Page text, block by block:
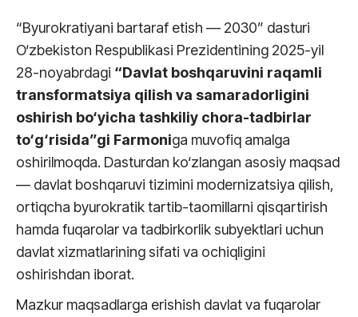
“Byurokratiyani bartaraf etish — 2030” dasturi
O‘zbekiston Respublikasi Prezidentining 2025-yil
28-noyabrdagi “Davlat boshqaruvini raqamli
transformatsiya qilish va samaradorligini
oshirish bo‘yicha tashkiliy chora-tadbirlar
to‘g‘risida”gi Farmoniga muvofiq amalga
oshirilmoqda. Dasturdan ko‘zlangan asosiy maqsad
— davlat boshqaruvi tizimini modernizatsiya qilish,
ortiqcha byurokratik tartib-taomillarni qisqartirish
hamda fuqarolar va tadbirkorlik subyektlari uchun
davlat xizmatlarining sifati va ochiqligini
oshirishdan iborat.
Mazkur maqsadlarga erishish davlat va fuqarolar